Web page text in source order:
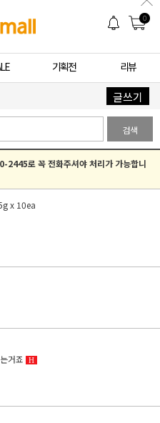
0
기획전 리뷰
글쓰기
검색
2445로 꼭 전화주셔야 처리가 가능합니
x 10ea
거죠
H